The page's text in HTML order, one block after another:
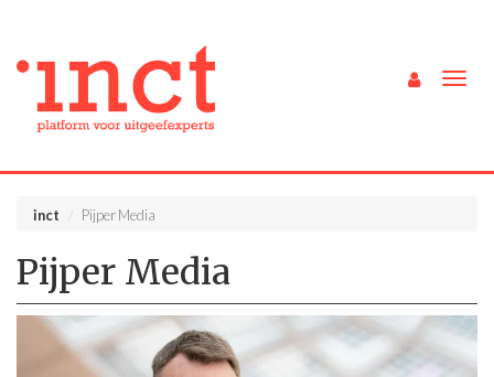
inct Pijper Media
Pijper Media